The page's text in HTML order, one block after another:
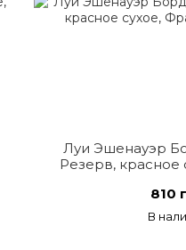
Луи Эшенауэр
Резерв, красное
810
В